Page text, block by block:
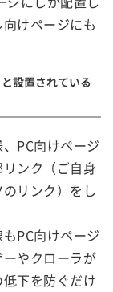
けページにも
設置されている
PC向けページ
ンク（ご自身
リンク）をし
PC向けページ
やクローラが
下を防ぐだけ